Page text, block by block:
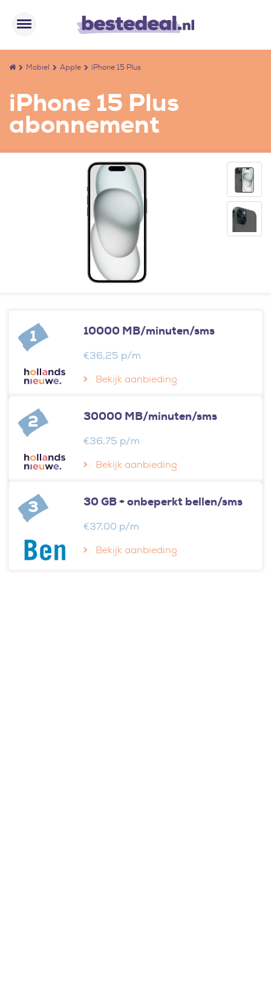
Mobiel Apple iPhone 15 Plus
iPhone 15 Plus
abonnement
1 10000 MB/minuten/sms
€36,25 p/m
Bekijk aanbieding
2 30000 MB/minuten/sms
€36,75 p/m
Bekijk aanbieding
3 30 GB + onbeperkt bellen/sms
€37,00 p/m
Bekijk aanbieding